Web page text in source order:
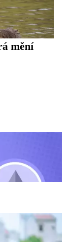
mění